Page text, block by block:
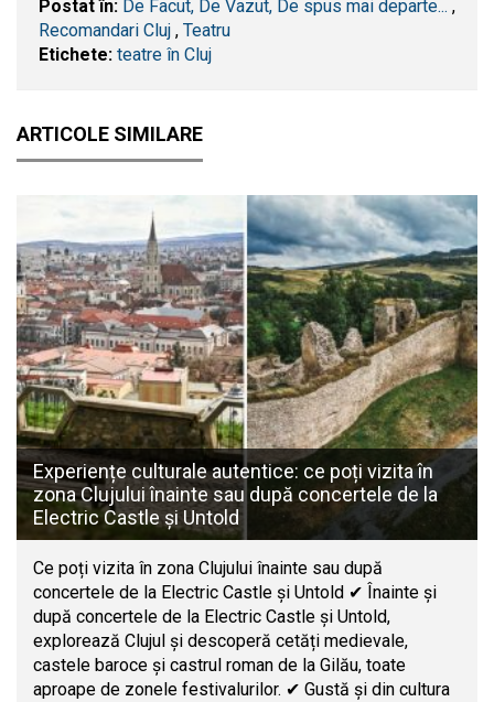
Postat în: De Facut, De Vazut, De spus mai departe... ,
Recomandari Cluj , Teatru
Etichete: teatre în Cluj
ARTICOLE SIMILARE
Experiențe culturale autentice: ce poți vizita în
zona Clujului înainte sau după concertele de la
Electric Castle și Untold
Ce poți vizita în zona Clujului înainte sau după
concertele de la Electric Castle și Untold ✔ Înainte și
după concertele de la Electric Castle și Untold,
explorează Clujul și descoperă cetăți medievale,
castele baroce și castrul roman de la Gilău, toate
aproape de zonele festivalurilor. ✔ Gustă și din cultura